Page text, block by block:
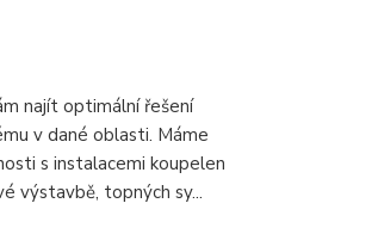
najít optimální řešení
v dané oblasti. Máme
s instalacemi koupelen
výstavbě, topných sy...